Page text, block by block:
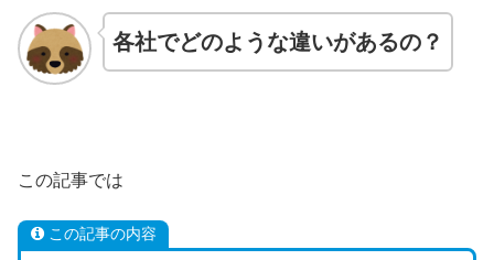
各社でどのような違いがあるの？
この記事では
この記事の内容